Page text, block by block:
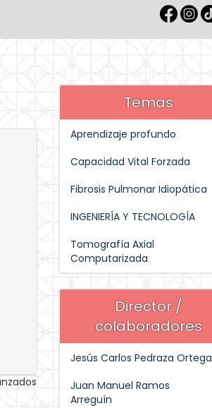
Temas
Aprendizaje profundo
Capacidad Vital Forzada
Fibrosis Pulmonar Idiopática
INGENIERÍA Y TECNOLOGÍA
Tomografía Axial
Computarizada
Director /
colaboradores
Jesús Carlos Pedraza Ortega
Juan Manuel Ramos
Arreguín